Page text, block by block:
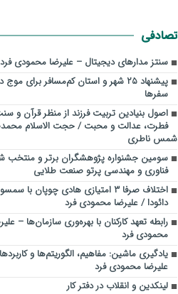
تصادفی
سنتز مدارهای دیجیتال – علیرضا محمودی فرد
پیشنهاد ۲۵ شهر و استان کم‌مسافر برای موج
سفرها
اصول بنیادین تربیت فرزند از منظر قرآن و
فطرت، عدالت و محبت / حجت الاسلام
شمس ناطری
سومین جشنواره پژوهشگران برتر و منتخب
فناوری و مهندسی پرتو صنعت طلایی
اختلاف صرفا ۳ امتیازی هادی چوپان با
دائودا / علیرضا محمودی فرد
رابطه تعهد کارکنان با بهره‌وری سازمان‌ها –
محمودی فرد
یادگیری ماشین: مفاهیم، الگوریتم‌ها و
علیرضا محمودی فرد
لینکدین و انقلاب در دفتر کار